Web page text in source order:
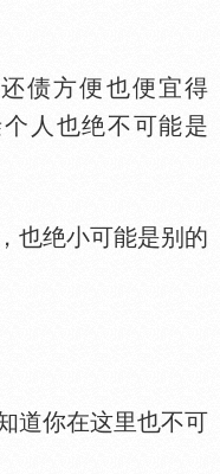
债方便也便宜得
人也绝不可能是
绝小可能是别的
你在这里也不可